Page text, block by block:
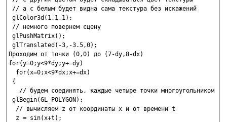
// а с белым будет видна сама текстура без искажений
glColor3d(1,1,1);
// немного повернем сцену
glPushMatrix();
glTranslated(-3,-3.5,0);
Проходим от точки (0,0) до (7-dy,8-dx)
for(y=0;y<9*dy;y+=dy)
  for(x=0;x<9*dx;x+=dx)
{
   // будем соединять, каждые четыре точки многоугольником
glBegin(GL_POLYGON);
  // вычисляем z от координаты x и от времени t
  z = sin(x+t);